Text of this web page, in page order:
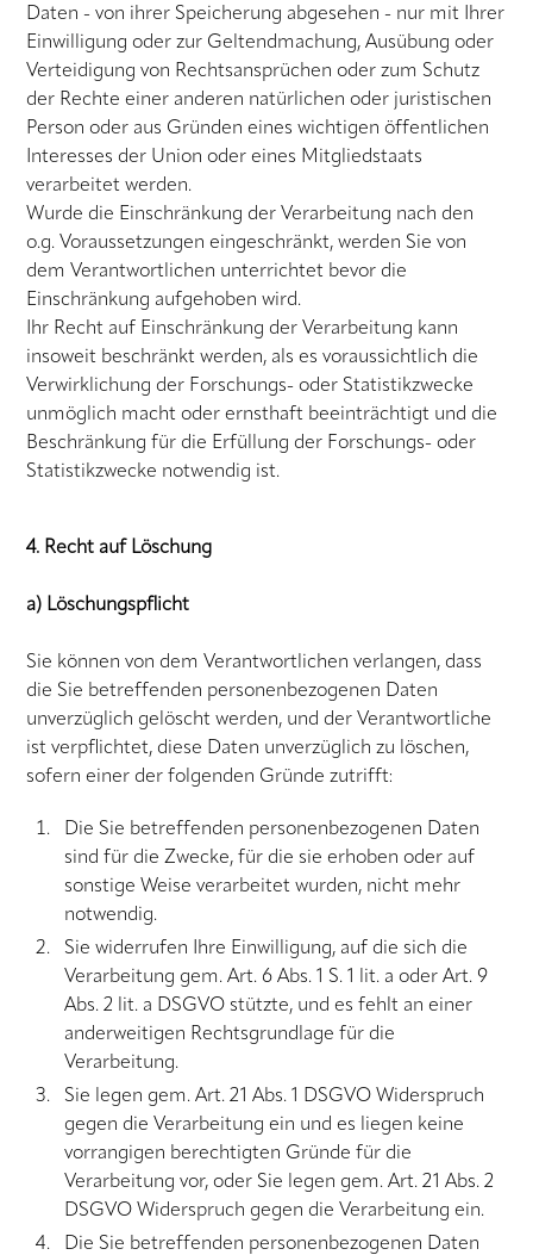
Daten - von ihrer Speicherung abgesehen - nur mit Ihrer
Einwilligung oder zur Geltendmachung, Ausübung oder
Verteidigung von Rechtsansprüchen oder zum Schutz
der Rechte einer anderen natürlichen oder juristischen
Person oder aus Gründen eines wichtigen öffentlichen
Interesses der Union oder eines Mitgliedstaats
verarbeitet werden.
Wurde die Einschränkung der Verarbeitung nach den
o.g. Voraussetzungen eingeschränkt, werden Sie von
dem Verantwortlichen unterrichtet bevor die
Einschränkung aufgehoben wird.
Ihr Recht auf Einschränkung der Verarbeitung kann
insoweit beschränkt werden, als es voraussichtlich die
Verwirklichung der Forschungs- oder Statistikzwecke
unmöglich macht oder ernsthaft beeinträchtigt und die
Beschränkung für die Erfüllung der Forschungs- oder
Statistikzwecke notwendig ist.
4. Recht auf Löschung
a) Löschungspflicht
Sie können von dem Verantwortlichen verlangen, dass
die Sie betreffenden personenbezogenen Daten
unverzüglich gelöscht werden, und der Verantwortliche
ist verpflichtet, diese Daten unverzüglich zu löschen,
sofern einer der folgenden Gründe zutrifft:
Die Sie betreffenden personenbezogenen Daten
sind für die Zwecke, für die sie erhoben oder auf
sonstige Weise verarbeitet wurden, nicht mehr
notwendig.
Sie widerrufen Ihre Einwilligung, auf die sich die
Verarbeitung gem. Art. 6 Abs. 1 S. 1 lit. a oder Art. 9
Abs. 2 lit. a DSGVO stützte, und es fehlt an einer
anderweitigen Rechtsgrundlage für die
Verarbeitung.
Sie legen gem. Art. 21 Abs. 1 DSGVO Widerspruch
gegen die Verarbeitung ein und es liegen keine
vorrangigen berechtigten Gründe für die
Verarbeitung vor, oder Sie legen gem. Art. 21 Abs. 2
DSGVO Widerspruch gegen die Verarbeitung ein.
Die Sie betreffenden personenbezogenen Daten